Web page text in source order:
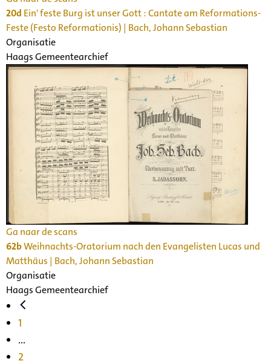
20d Ein' feste Burg ist unser Gott : Cantate am Reformations-
Feste (Festo Reformationis) | Bach, Johann Sebastian
Organisatie
Haags Gemeentearchief
Ga naar de scans
62bWeihnachts-Oratorium nach den Evangelisten Lucas und
Matthäus | Bach, Johann Sebastian
Organisatie
Haags Gemeentearchief
1
...
2